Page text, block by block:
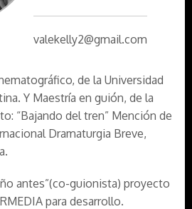
valekelly2@gmail.com
de la Universidad
Y Maestría en guión, de la
“Bajando del tren” Mención de
Dramaturgia Breve,
antes”(co-guionista) proyecto
para desarrollo.